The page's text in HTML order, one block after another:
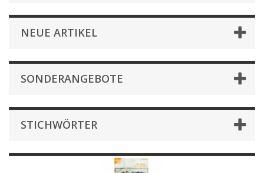
NEUE ARTIKEL
SONDERANGEBOTE
STICHWÖRTER